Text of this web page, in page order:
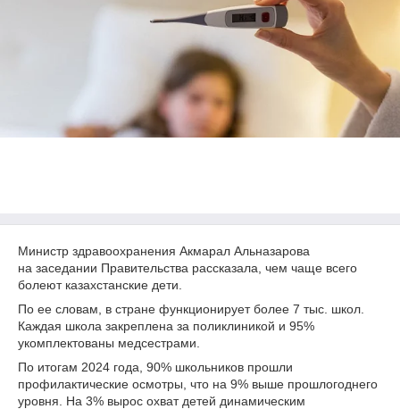
Министр здравоохранения Акмарал Альназарова
на заседании Правительства рассказала, чем чаще всего
болеют казахстанские дети.
По ее словам, в стране функционирует более 7 тыс. школ.
Каждая школа закреплена за поликлиникой и 95%
укомплектованы медсестрами.
По итогам 2024 года, 90% школьников прошли
профилактические осмотры, что на 9% выше прошлогоднего
уровня. На 3% вырос охват детей динамическим